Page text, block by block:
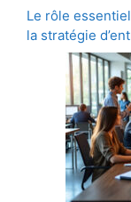
Le rôle
la stratégie